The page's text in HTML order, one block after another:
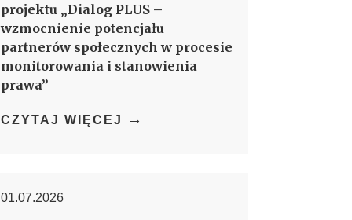
projektu „Dialog PLUS –
wzmocnienie potencjału
partnerów społecznych w procesie
monitorowania i stanowienia
prawa”
CZYTAJ WIĘCEJ →
01.07.2026